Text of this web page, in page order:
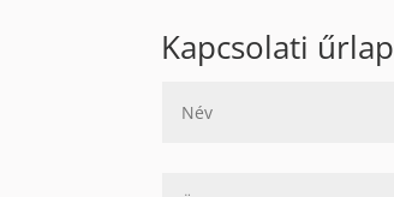
Kapcsolati űrlap